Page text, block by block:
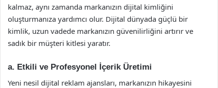
kalmaz, aynı zamanda markanızın dijital kimliğini
oluşturmanıza yardımcı olur. Dijital dünyada güçlü bir
kimlik, uzun vadede markanızın güvenilirliğini artırır ve
sadık bir müşteri kitlesi yaratır.
a. Etkili ve Profesyonel İçerik Üretimi
Yeni nesil dijital reklam ajansları, markanızın hikayesini